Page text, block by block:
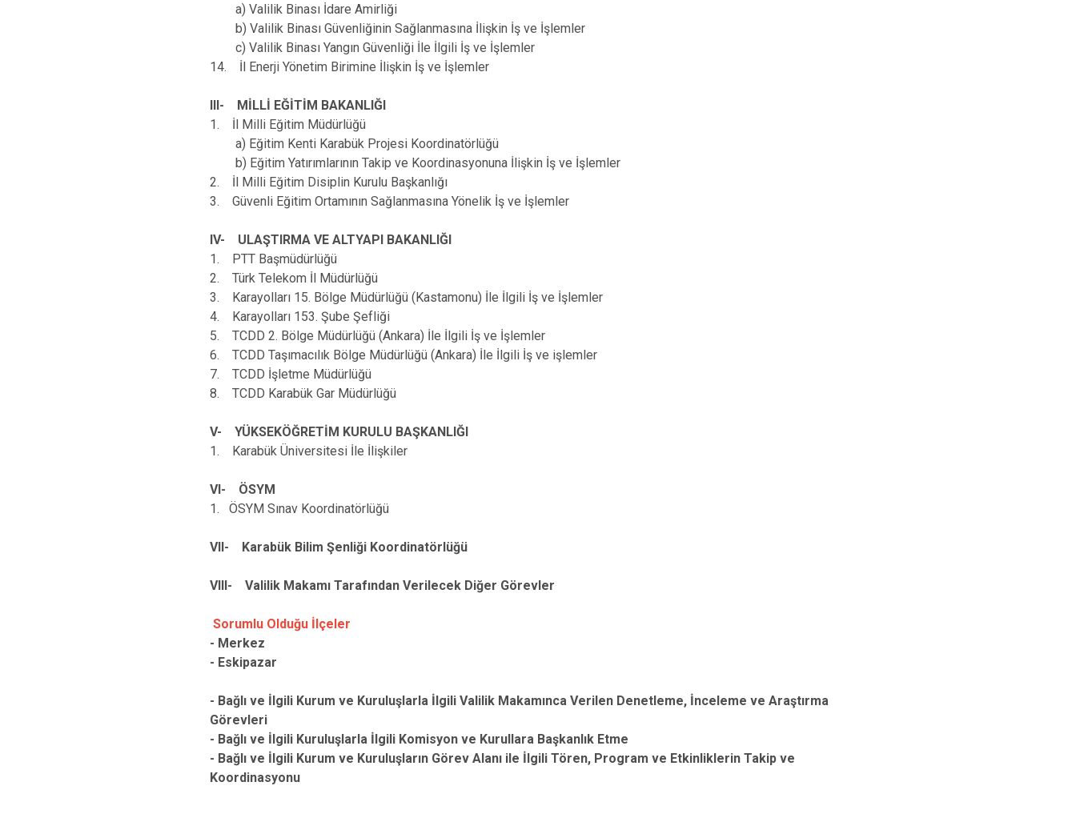
a) Valilik Binası İdare Amirliği
b) Valilik Binası Güvenliğinin Sağlanmasına İlişkin İş ve İşlemler
c) Valilik Binası Yangın Güvenliği İle İlgili İş ve İşlemler
14. İl Enerji Yönetim Birimine İlişkin İş ve İşlemler
III- MİLLİ EĞİTİM BAKANLIĞI
1. İl Milli Eğitim Müdürlüğü
a) Eğitim Kenti Karabük Projesi Koordinatörlüğü
b) Eğitim Yatırımlarının Takip ve Koordinasyonuna İlişkin İş ve İşlemler
2. İl Milli Eğitim Disiplin Kurulu Başkanlığı
3. Güvenli Eğitim Ortamının Sağlanmasına Yönelik İş ve İşlemler
IV- ULAŞTIRMA VE ALTYAPI BAKANLIĞI
1. PTT Başmüdürlüğü
2. Türk Telekom İl Müdürlüğü
3. Karayolları 15. Bölge Müdürlüğü (Kastamonu) İle İlgili İş ve İşlemler
4. Karayolları 153. Şube Şefliği
5. TCDD 2. Bölge Müdürlüğü (Ankara) İle İlgili İş ve İşlemler
6. TCDD Taşımacılık Bölge Müdürlüğü (Ankara) İle İlgili İş ve işlemler
7. TCDD İşletme Müdürlüğü
8. TCDD Karabük Gar Müdürlüğü
V- YÜKSEKÖĞRETİM KURULU BAŞKANLIĞI
1. Karabük Üniversitesi İle İlişkiler
VI- ÖSYM
1. ÖSYM Sınav Koordinatörlüğü
VII- Karabük Bilim Şenliği Koordinatörlüğü
VIII- Valilik Makamı Tarafından Verilecek Diğer Görevler
Sorumlu Olduğu İlçeler
- Merkez
- Eskipazar
- Bağlı ve İlgili Kurum ve Kuruluşlarla İlgili Valilik Makamınca Verilen Denetleme, İnceleme ve Araştırma
Görevleri
- Bağlı ve İlgili Kuruluşlarla İlgili Komisyon ve Kurullara Başkanlık Etme
- Bağlı ve İlgili Kurum ve Kuruluşların Görev Alanı ile İlgili Tören, Program ve Etkinliklerin Takip ve
Koordinasyonu